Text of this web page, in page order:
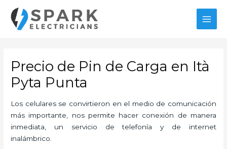
contenido
Precio de Pin de Carga en Ità
Pyta Punta
Los celulares se convirtieron en el medio de comunicación
más importante, nos permite hacer conexión de manera
inmediata, un servicio de telefonía y de internet
inalámbrico.